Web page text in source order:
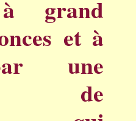
à grand
et à
une
de